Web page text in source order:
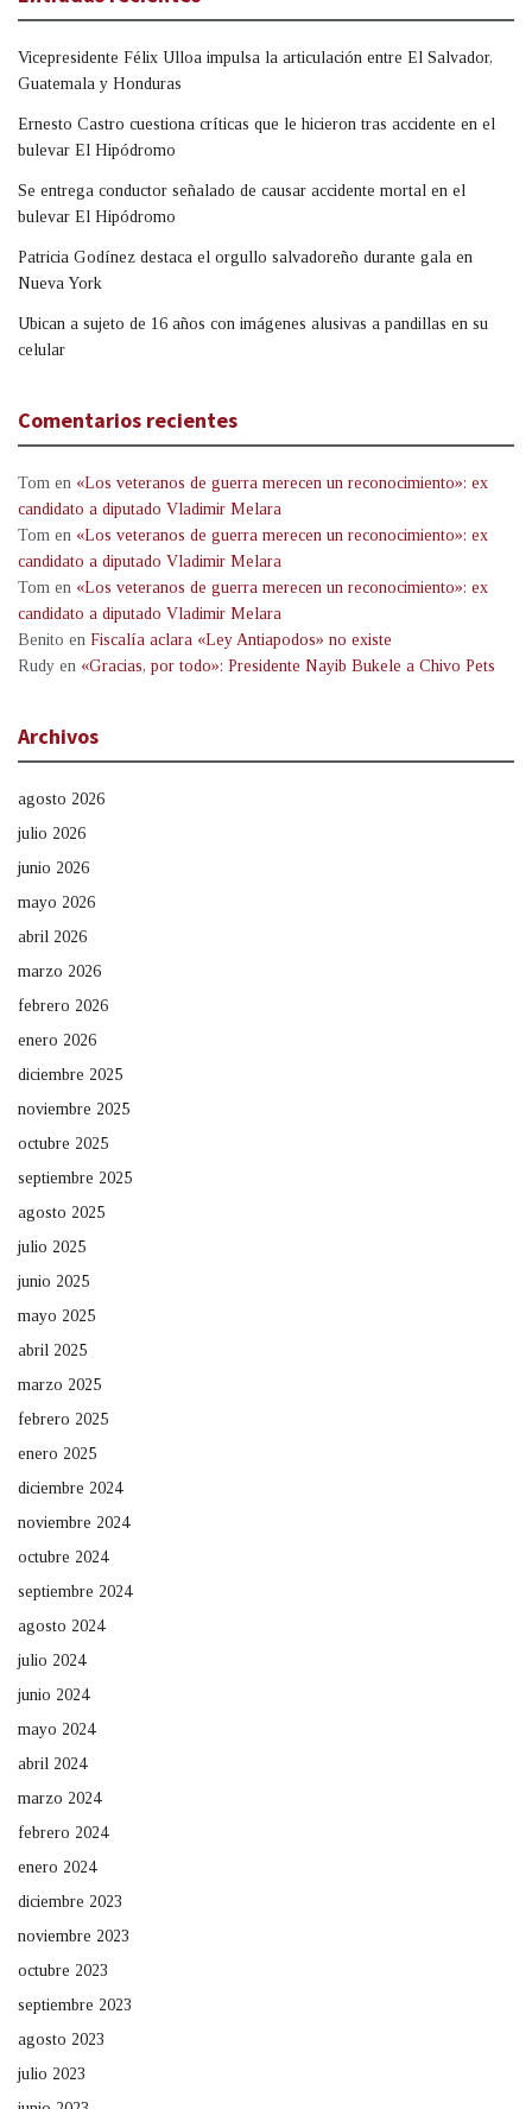
Vicepresidente Félix Ulloa impulsa la articulación entre El Salvador,
Guatemala y Honduras
Ernesto Castro cuestiona críticas que le hicieron tras accidente en el
bulevar El Hipódromo
Se entrega conductor señalado de causar accidente mortal en el
bulevar El Hipódromo
Patricia Godínez destaca el orgullo salvadoreño durante gala en
Nueva York
Ubican a sujeto de 16 años con imágenes alusivas a pandillas en su
celular
Comentarios recientes
Tom en «Los veteranos de guerra merecen un reconocimiento»: ex
candidato a diputado Vladimir Melara
Tom en «Los veteranos de guerra merecen un reconocimiento»: ex
candidato a diputado Vladimir Melara
Tom en «Los veteranos de guerra merecen un reconocimiento»: ex
candidato a diputado Vladimir Melara
Benito en Fiscalía aclara «Ley Antiapodos» no existe
Rudy en «Gracias, por todo»: Presidente Nayib Bukele a Chivo Pets
Archivos
agosto 2026
julio 2026
junio 2026
mayo 2026
abril 2026
marzo 2026
febrero 2026
enero 2026
diciembre 2025
noviembre 2025
octubre 2025
septiembre 2025
agosto 2025
julio 2025
junio 2025
mayo 2025
abril 2025
marzo 2025
febrero 2025
enero 2025
diciembre 2024
noviembre 2024
octubre 2024
septiembre 2024
agosto 2024
julio 2024
junio 2024
mayo 2024
abril 2024
marzo 2024
febrero 2024
enero 2024
diciembre 2023
noviembre 2023
octubre 2023
septiembre 2023
agosto 2023
julio 2023